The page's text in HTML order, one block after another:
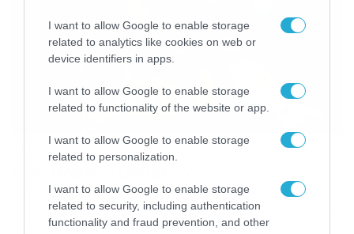
I want to allow Google to enable storage
related to analytics like cookies on web or
device identifiers in apps.
I want to allow Google to enable storage
related to functionality of the website or app.
I want to allow Google to enable storage
related to personalization.
I want to allow Google to enable storage
related to security, including authentication
functionality and fraud prevention, and other
30/07/2015 18:14
O Ιταλός διεθνής φορ είναι ο εκλεκτός των «δράκων»
για να αντικαταστήσει τον Τζάκσον Μαρτίνες Μέσα στις
επόμενες ημέρες αναμένεται να ανακοινώσει την